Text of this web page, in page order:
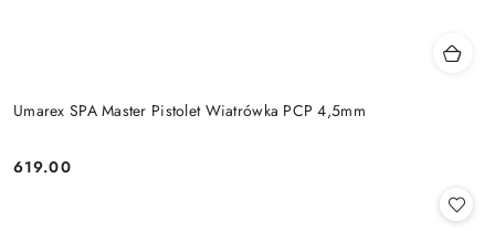
Umarex SPA Master Pistolet Wiatrówka PCP 4,5mm
Cena:
619.00